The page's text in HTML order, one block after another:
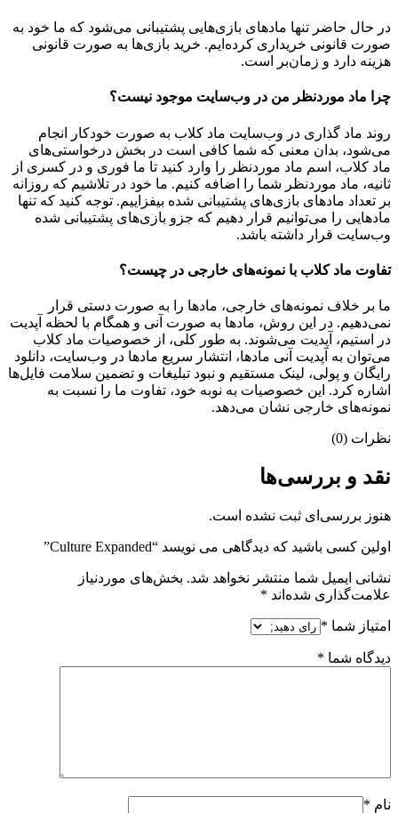
در حال حاضر تنها مادهای بازی‌هایی پشتیبانی می‌شود که ما خود به
صورت قانونی خریداری کرده‌ایم. خرید بازی‌ها به صورت قانونی
هزینه دارد و زمان‌بر است.
چرا ماد موردنظر من در وب‌سایت موجود نیست؟
روند ماد گذاری در وب‌سایت ماد کلاب به صورت خودکار انجام
می‌شود، بدان معنی که شما کافی است در بخش درخواستی‌های
ماد کلاب، اسم ماد موردنظر را وارد کنید تا ما فوری و در کسری از
ثانیه، ماد موردنظر شما را اضافه کنیم. ما خود در تلاشیم که روزانه
بر تعداد مادهای بازی‌های پشتیبانی شده بیفزاییم. توجه کنید که تنها
مادهایی را می‌توانیم قرار دهیم که جزو بازی‌های پشتیبانی شده
وب‌سایت قرار داشته باشد.
تفاوت ماد کلاب با نمونه‌های خارجی در چیست؟
ما بر خلاف نمونه‌های خارجی، مادها را به صورت دستی قرار
نمی‌دهیم. در این روش، مادها به صورت آنی و همگام با لحظه آپدیت
در استیم، آپدیت می‌شوند. به طور کلی، از خصوصیات ماد کلاب
می‌‌توان به آپدیت آنی مادها، انتشار سریع مادها در وب‌سایت، دانلود
رایگان و پولی، لینک مستقیم و نبود تبلیغات و تضمین سلامت فایل‌ها
اشاره کرد. این خصوصیات به نوبه خود، تفاوت ما را نسبت به
نمونه‌های خارجی نشان می‌دهد.
نظرات (0)
نقد و بررسی‌ها
هنوز بررسی‌ای ثبت نشده است.
اولین کسی باشید که دیدگاهی می نویسد “Culture Expanded”
نشانی ایمیل شما منتشر نخواهد شد. بخش‌های موردنیاز
علامت‌گذاری شده‌اند *
امتیاز شما *
دیدگاه شما *
نام *